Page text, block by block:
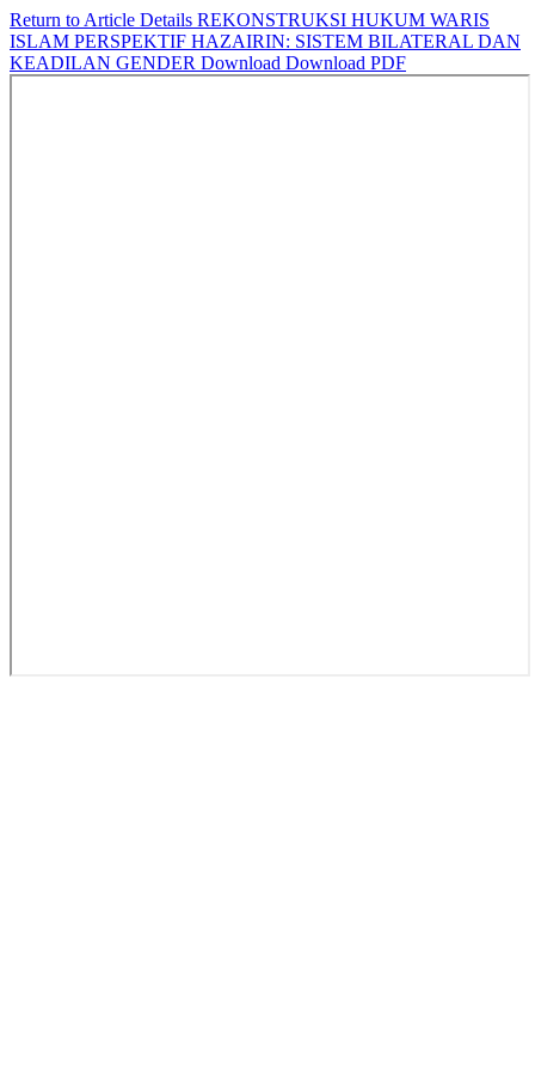
Return to Article Details REKONSTRUKSI HUKUM WARIS
ISLAM PERSPEKTIF HAZAIRIN: SISTEM BILATERAL DAN
KEADILAN GENDER Download Download PDF